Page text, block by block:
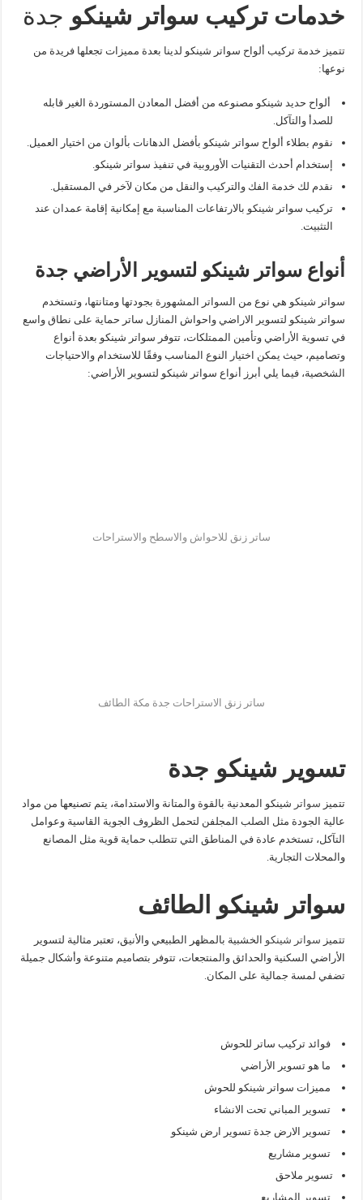
خدمات تركيب سواتر شينكو جدة
تتميز خدمة تركيب ألواح سواتر شينكو لدينا بعدة مميزات تجعلها فريدة من
نوعها:
ألواح حديد شينكو مصنوعه من أفضل المعادن المستوردة الغير قابله
للصدأ والتآكل.
نقوم بطلاء ألواح سواتر شينكو بأفضل الدهانات بألوان من اختيار العميل.
إستخدام أحدث التقنيات الأوروبية في تنفيذ سواتر شينكو.
نقدم لك خدمة الفك والتركيب والنقل من مكان لآخر في المستقبل.
تركيب سواتر شينكو بالارتفاعات المناسبة مع إمكانية إقامة عمدان عند
التثبيت.
أنواع سواتر شينكو لتسوير الأراضي جدة
سواتر شينكو هي نوع من السواتر المشهورة بجودتها ومتانتها، وتستخدم
سواتر شينكو لتسوير الاراضي واحواش المنازل ساتر حماية على نطاق واسع
في تسوية الأراضي وتأمين الممتلكات، تتوفر سواتر شينكو بعدة أنواع
وتصاميم، حيث يمكن اختيار النوع المناسب وفقًا للاستخدام والاحتياجات
الشخصية، فيما يلي أبرز أنواع سواتر شينكو لتسوير الأراضي:
ساتر زنق للاحواش والاسطح والاستراحات
ساتر زنق الاستراحات جدة مكة الطائف
تسوير شينكو جدة
تتميز سواتر شينكو المعدنية بالقوة والمتانة والاستدامة، يتم تصنيعها من مواد
عالية الجودة مثل الصلب المجلفن لتحمل الظروف الجوية القاسية وعوامل
التآكل، تستخدم عادة في المناطق التي تتطلب حماية قوية مثل المصانع
والمحلات التجارية.
سواتر شينكو الطائف
تتميز سواتر شينكو الخشبية بالمظهر الطبيعي والأنيق، تعتبر مثالية لتسوير
الأراضي السكنية والحدائق والمنتجعات، تتوفر بتصاميم متنوعة وأشكال جميلة
تضفي لمسة جمالية على المكان.
فوائد تركيب ساتر للحوش
ما هو تسوير الأراضي
مميزات سواتر شينكو للحوش
تسوير المباني تحت الانشاء
تسوير الارض جدة تسوير ارض شينكو
تسوير مشاريع
تسوير ملاحق
تسوير المشاريع